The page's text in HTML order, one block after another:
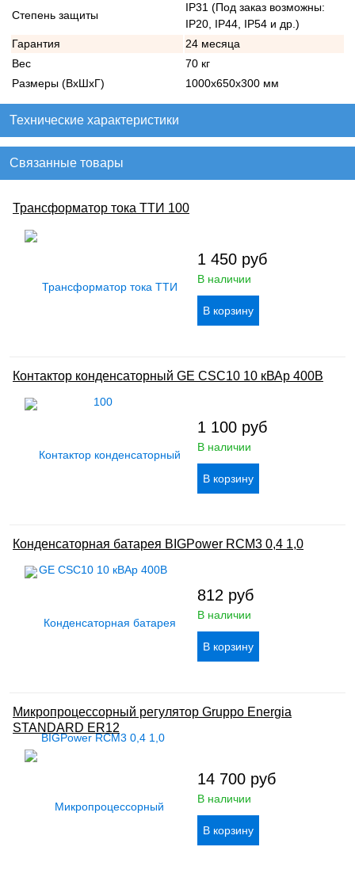
Степень защиты
IP31 (Под заказ возможны:
IP20, IP44, IP54 и др.)
Гарантия
24 месяца
Вес
70 кг
Размеры (ВхШхГ)
1000х650х300 мм
Технические характеристики
Связанные товары
Трансформатор тока ТТИ 100
1 450 руб
В наличии
Контактор конденсаторный GE CSC10 10 кВАр 400В
1 100 руб
В наличии
Конденсаторная батарея BIGPower RCM3 0,4 1,0
812 руб
В наличии
Микропроцессорный регулятор Gruppo Energia
STANDARD ER12
14 700 руб
В наличии